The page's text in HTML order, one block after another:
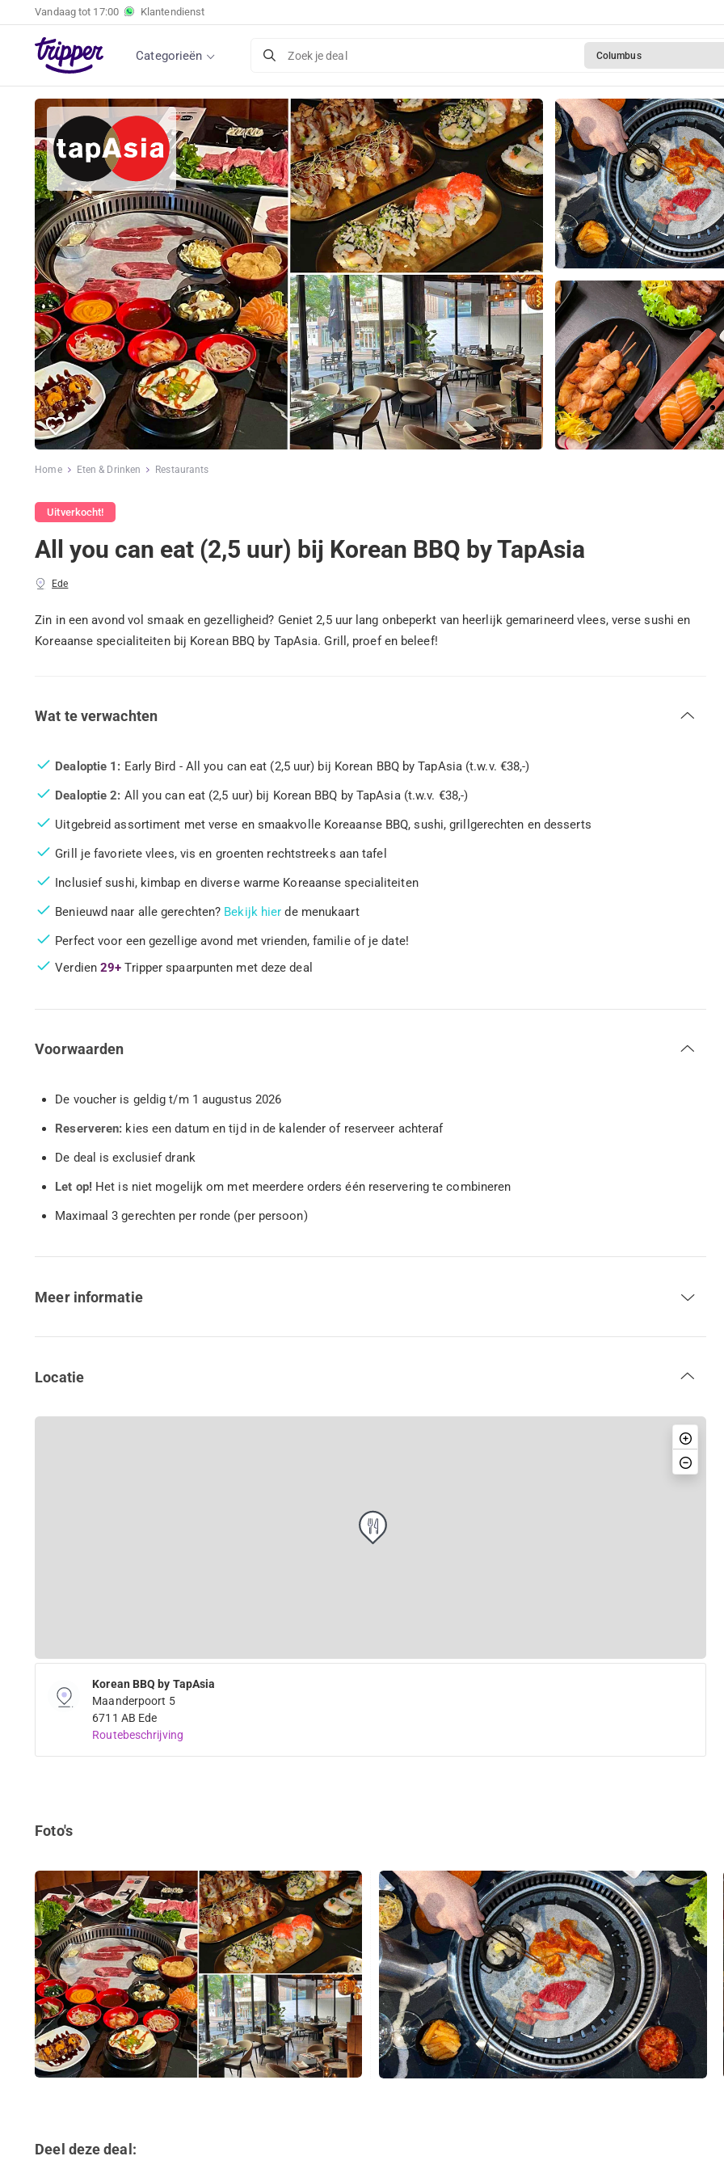
Vandaag tot 17:00 Klantendienst
Categorieën Zoek je deal Columbus
Home Eten & Drinken Restaurants
Uitverkocht!
All you can eat (2,5 uur) bij Korean BBQ by TapAsia
Ede
Zin in een avond vol smaak en gezelligheid? Geniet 2,5 uur lang onbeperkt van heerlijk gemarineerd vlees, verse sushi en
Koreaanse specialiteiten bij Korean BBQ by TapAsia. Grill, proef en beleef!
Wat te verwachten
Dealoptie 1: Early Bird - All you can eat (2,5 uur) bij Korean BBQ by TapAsia (t.w.v. €38,-)
Dealoptie 2: All you can eat (2,5 uur) bij Korean BBQ by TapAsia (t.w.v. €38,-)
Uitgebreid assortiment met verse en smaakvolle Koreaanse BBQ, sushi, grillgerechten en desserts
Grill je favoriete vlees, vis en groenten rechtstreeks aan tafel
Inclusief sushi, kimbap en diverse warme Koreaanse specialiteiten
Benieuwd naar alle gerechten? Bekijk hier de menukaart
Perfect voor een gezellige avond met vrienden, familie of je date!
Verdien29+ Tripper spaarpunten met deze deal
Voorwaarden
De voucher is geldig t/m 1 augustus 2026
Reserveren: kies een datum en tijd in de kalender of reserveer achteraf
De deal is exclusief drank
Let op! Het is niet mogelijk om met meerdere orders één reservering te combineren
Maximaal 3 gerechten per ronde (per persoon)
Meer informatie
Locatie
Korean BBQ by TapAsia
Maanderpoort 5
6711 AB Ede
Routebeschrijving
Foto's
Deel deze deal: